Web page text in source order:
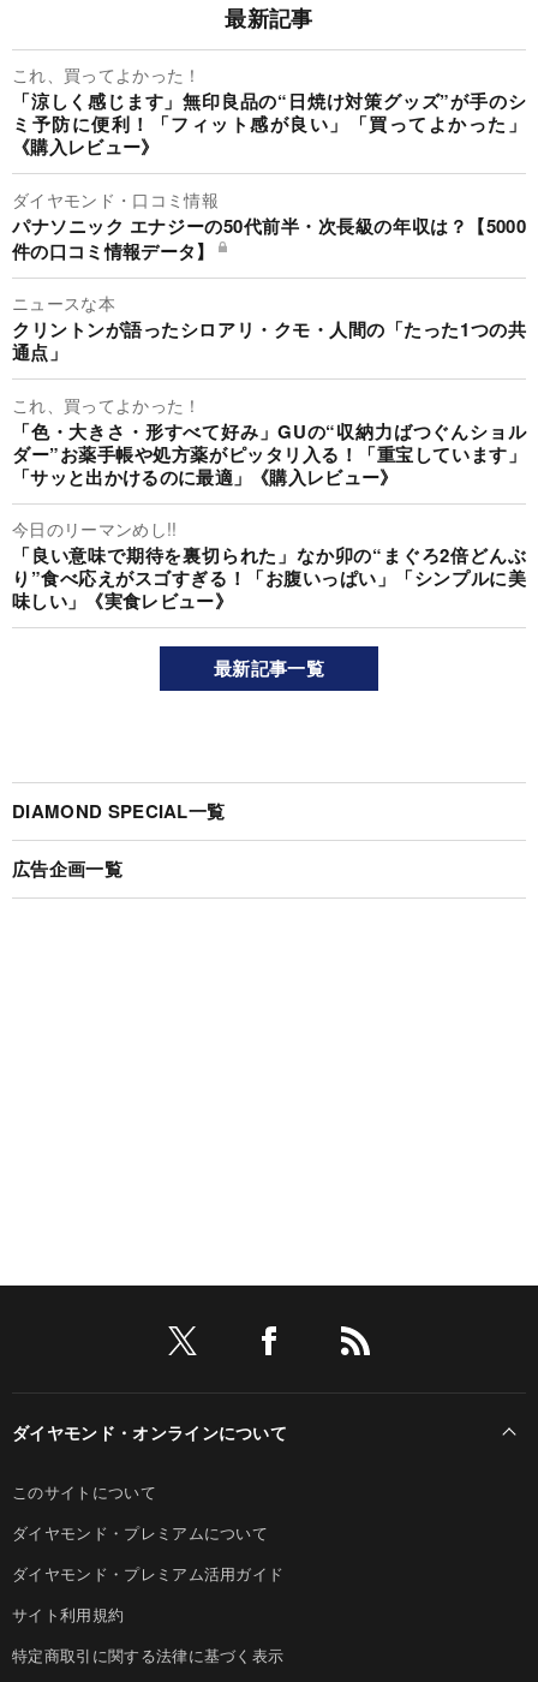
最新記事
これ、買ってよかった！
「涼しく感じます」無印良品の“日焼け対策グッズ”が手のシ
ミ予防に便利！「フィット感が良い」「買ってよかった」
《購入レビュー》
ダイヤモンド・口コミ情報
パナソニック エナジーの50代前半・次長級の年収は？【5000
件の口コミ情報データ】
ニュースな本
クリントンが語ったシロアリ・クモ・人間の「たった1つの共
通点」
これ、買ってよかった！
「色・大きさ・形すべて好み」GUの“収納力ばつぐんショル
ダー”お薬手帳や処方薬がピッタリ入る！「重宝しています」
「サッと出かけるのに最適」《購入レビュー》
今日のリーマンめし!!
「良い意味で期待を裏切られた」なか卯の“まぐろ2倍どんぶ
り”食べ応えがスゴすぎる！「お腹いっぱい」「シンプルに美
味しい」《実食レビュー》
最新記事一覧
DIAMOND SPECIAL一覧
広告企画一覧
ダイヤモンド・オンラインについて
このサイトについて
ダイヤモンド・プレミアムについて
ダイヤモンド・プレミアム活用ガイド
サイト利用規約
特定商取引に関する法律に基づく表示